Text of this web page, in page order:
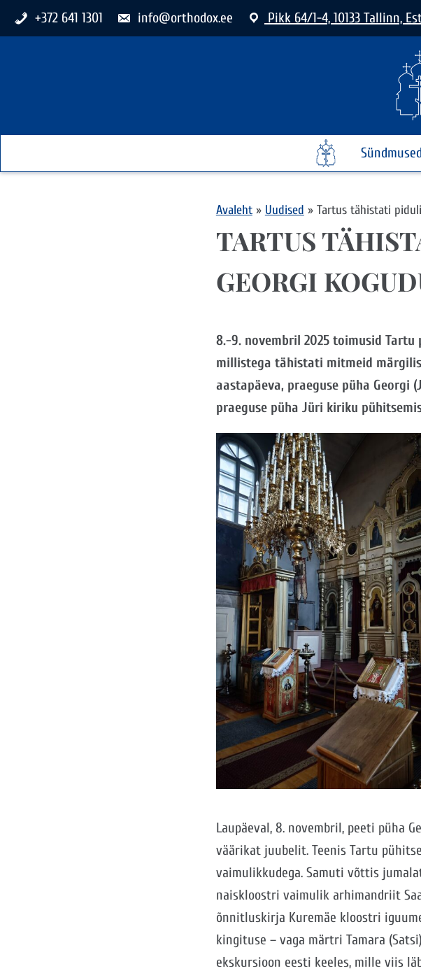
+372 641 1301 info@orthodox.ee Pikk 64/1-4, 10133 Tallinn,
Sündmused
Avaleht » Uudised » Tartus tähistati
TARTUS
GEORGI
8.-9. novembril 2025 toimusid
millistega tähistati mitmeid
aastapäeva, praeguse püha Georgi
praeguse püha Jüri kiriku
Laupäeval, 8. novembril, peeti püha
väärikat juubelit. Teenis Tartu
vaimulikkudega. Samuti võttis
naiskloostri vaimulik arhimandriit
õnnitluskirja Kuremäe kloostri
kingituse – vaga märtri Tamara
ekskursioon eesti keeles, mille viis